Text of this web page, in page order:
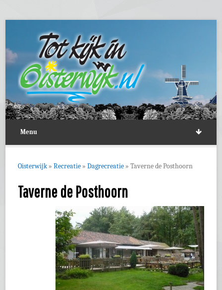
Menu
Oisterwijk»Recreatie »Dagrecreatie »Taverne de Posthoorn
Taverne de Posthoorn